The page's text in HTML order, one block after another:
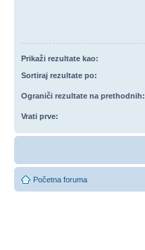
Prikaži rezultate kao:
Sortiraj rezultate po:
Ograniči rezultate na prethodnih:
Vrati prve:
Početna foruma